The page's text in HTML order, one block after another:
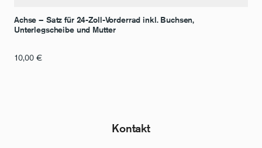
Achse – Satz für 24-Zoll-Vorderrad inkl. Buchsen,
Unterlegscheibe und Mutter
10,00 €
Kontakt